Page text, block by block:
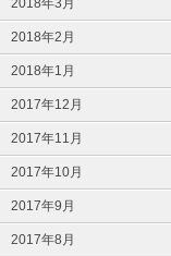
2018年2月
2018年1月
2017年12月
2017年11月
2017年10月
2017年9月
2017年8月